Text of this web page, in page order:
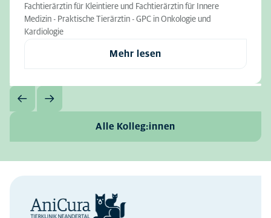
Fachtierärztin für Kleintiere und Fachtierärztin für Innere
Medizin - Praktische Tierärztin - GPC in Onkologie und
Kardiologie
Mehr lesen
Alle Kolleg:innen